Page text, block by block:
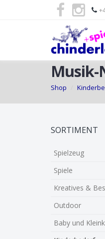
Musik-
Shop
SORTIMENT
Spielzeug
Spiele
Kreatives &
Outdoor
Baby und